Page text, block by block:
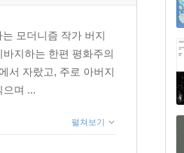
모더니즘 작가 버지
지하는 한편 평화주의
서 자랐고, 주로 아버지
으며 ...
펼쳐보기